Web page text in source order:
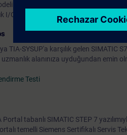
üzerine birçok pratik egzersizle
I/O ET200, bir dokunmatik panel, bir
TIA-SYSUP'a karşılık gelen SIMATIC
uzmanlık alanınıza uyduğundan emin
Testi
tabanlı SIMATIC STEP 7
temelli Siemens Sertifikalı Servis